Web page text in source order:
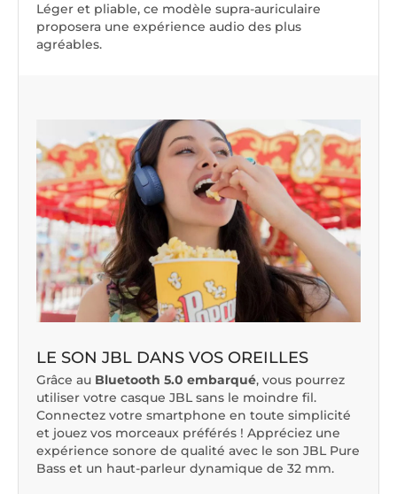
Léger et pliable, ce modèle supra-auriculaire
proposera une expérience audio des plus
agréables.
LE SON JBL DANS VOS OREILLES
Grâce au Bluetooth 5.0 embarqué, vous pourrez
utiliser votre casque JBL sans le moindre fil.
Connectez votre smartphone en toute simplicité
et jouez vos morceaux préférés ! Appréciez une
expérience sonore de qualité avec le son JBL Pure
Bass et un haut-parleur dynamique de 32 mm.